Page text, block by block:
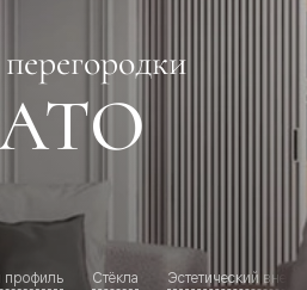
профиль Стёкла Эстетический